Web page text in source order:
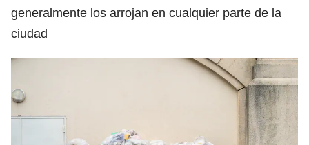
generalmente los arrojan en cualquier parte de la
ciudad